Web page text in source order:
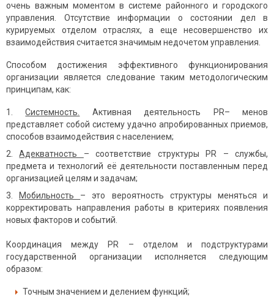
очень важным моментом в системе районного и городского
управления. Отсутcтвие информации о состоянии дел в
курируемых отделом отраслях, а еще несовершенство их
взаимодействия считается значимым недочетом управления.
Способом достижения эффективного функционирования
организации является следование таким методологическим
принципам, как:
Системность.
Активная деятельность PR– мeнов
представляет собой систему удачно апробированных приемов,
способов взаимодействия с населением;
Адекватность – соответcтвие структуры PR – службы,
предмета и технологий её деятельности поставленным перед
организацией целям и задачам;
Мобильность – это вероятность структуры меняться и
корректировать направления работы в критериях появления
новых факторов и событий.
Координация между PR – отделом и подструктурами
государственной организации исполняется следующим
образом:
Точным значением и делением функций;